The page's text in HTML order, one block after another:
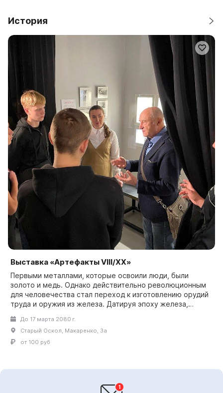
История
Выставка «Артефакты VIII/XX»
Первыми металлами, которые освоили люди, были
золото и медь. Однако действительно революционным
для человечества стал переход к изготовлению орудий
труда и оружия из железа. Датируя эпоху железа,
До 17 марта 2080 г.
Старый Оскол, Макаренко, 3а
от 100 руб